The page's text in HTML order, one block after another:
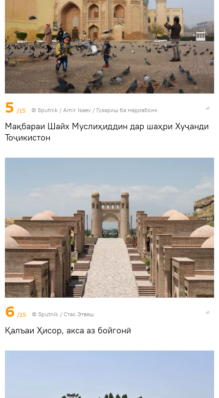
5 /15 © Sputnik / Amir Isaev / Гузариш ба медиабонк
Мақбараи Шайх Муслиҳиддин дар шаҳри Хуҷанди
Тоҷикистон
6 /15 © Sputnik / Стас Этвеш
Қалъаи Ҳисор, акса аз бойгонӣ